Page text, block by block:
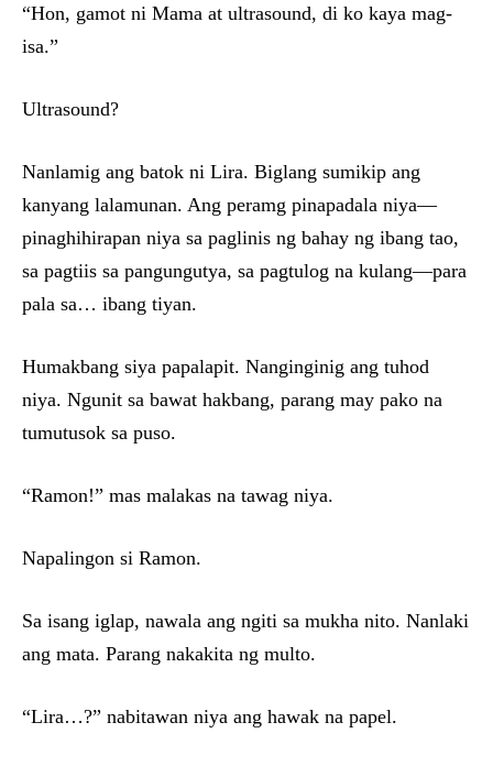
“Hon, gamot ni Mama at ultrasound, di ko kaya mag-
isa.”
Ultrasound?
Nanlamig ang batok ni Lira. Biglang sumikip ang
kanyang lalamunan. Ang peramg pinapadala niya—
pinaghihirapan niya sa paglinis ng bahay ng ibang tao,
sa pagtiis sa pangungutya, sa pagtulog na kulang—para
pala sa… ibang tiyan.
Humakbang siya papalapit. Nanginginig ang tuhod
niya. Ngunit sa bawat hakbang, parang may pako na
tumutusok sa puso.
“Ramon!” mas malakas na tawag niya.
Napalingon si Ramon.
Sa isang iglap, nawala ang ngiti sa mukha nito. Nanlaki
ang mata. Parang nakakita ng multo.
“Lira…?” nabitawan niya ang hawak na papel.